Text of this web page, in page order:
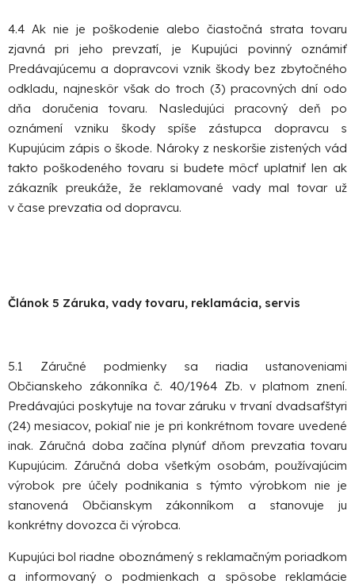
4.4 Ak nie je poškodenie alebo čiastočná strata tovaru
zjavná pri jeho prevzatí, je Kupujúci povinný oznámiť
Predávajúcemu a dopravcovi vznik škody bez zbytočného
odkladu, najneskôr však do troch (3) pracovných dní odo
dňa doručenia tovaru. Nasledujúci pracovný deň po
oznámení vzniku škody spíše zástupca dopravcu s
Kupujúcim zápis o škode. Nároky z neskoršie zistených vád
takto poškodeného tovaru si budete môcť uplatniť len ak
zákazník preukáže, že reklamované vady mal tovar už
v čase prevzatia od dopravcu.
Článok 5 Záruka, vady tovaru, reklamácia, servis
5.1 Záručné podmienky sa riadia ustanoveniami
Občianskeho zákonníka č. 40/1964 Zb. v platnom znení.
Predávajúci poskytuje na tovar záruku v trvaní dvadsaťštyri
(24) mesiacov, pokiaľ nie je pri konkrétnom tovare uvedené
inak. Záručná doba začína plynúť dňom prevzatia tovaru
Kupujúcim. Záručná doba všetkým osobám, používajúcim
výrobok pre účely podnikania s týmto výrobkom nie je
stanovená Občianskym zákonníkom a stanovuje ju
konkrétny dovozca či výrobca.
Kupujúci bol riadne oboznámený s reklamačným poriadkom
a informovaný o podmienkach a spôsobe reklamácie